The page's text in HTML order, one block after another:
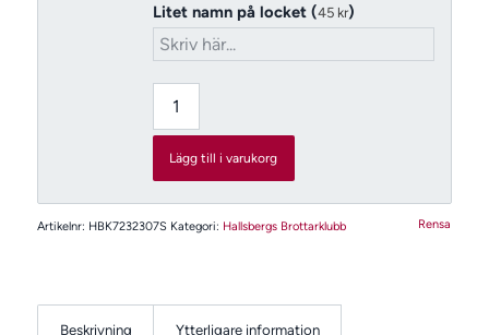
Rensa
Litet namn på locket (45 kr)
Lägg till i varukorg
Artikelnr: HBK7232307S Kategori: Hallsbergs Brottarklubb
Beskrivning Ytterligare information